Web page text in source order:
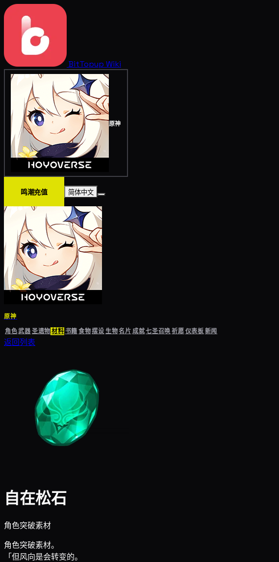
BitTopup Wiki
原神
鸣潮充值 简体中文
原神
角色武器圣遗物材料书籍食物摆设生物名片成就七圣召唤祈愿仪表板新闻
返回列表
自在松石
角色突破素材
角色突破素材。
「但风向是会转变的。